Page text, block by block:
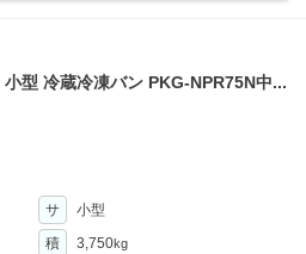
小型 冷蔵冷凍バン PKG-NPR75N中...
サ
小型
積 3,750kg